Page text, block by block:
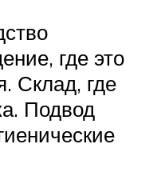
где это
Склад, где
Подвод